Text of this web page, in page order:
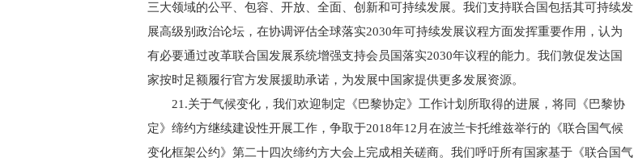
三大领域的公平、包容、开放、全面、创新和可持续发展。我们支持联合国包括其可持续发
展高级别政治论坛，在协调评估全球落实2030年可持续发展议程方面发挥重要作用，认为
有必要通过改革联合国发展系统增强支持会员国落实2030年议程的能力。我们敦促发达国
家按时足额履行官方发展援助承诺，为发展中国家提供更多发展资源。
21.关于气候变化，我们欢迎制定《巴黎协定》工作计划所取得的进展，将同《巴黎协
定》缔约方继续建设性开展工作，争取于2018年12月在波兰卡托维兹举行的《联合国气候
变化框架公约》第二十四次缔约方大会上完成相关磋商。我们呼吁所有国家基于《联合国气